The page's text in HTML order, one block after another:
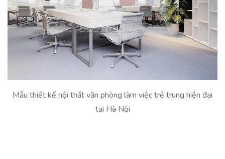
Mẫu thiết kế nội thất văn phòng làm việc trẻ trung hiện đại
tại Hà Nội